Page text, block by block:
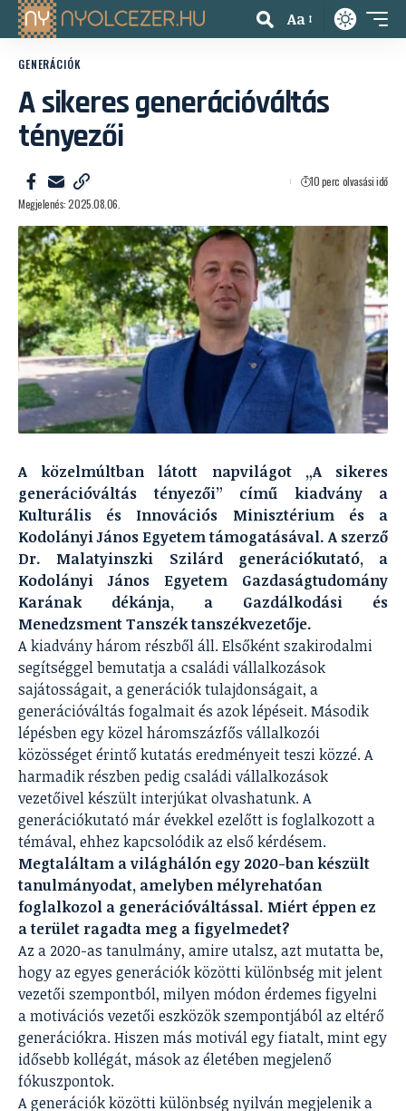
Aa
GENERÁCIÓK
A sikeres generációváltás
tényezői
Megjelenés: 2025.08.06.
10 perc olvasási idő
A közelmúltban látott napvilágot „A sikeres
generációváltás tényezői” című kiadvány a
Kulturális és Innovációs Minisztérium és a
Kodolányi János Egyetem támogatásával. A szerző
Dr. Malatyinszki Szilárd generációkutató, a
Kodolányi János Egyetem Gazdaságtudomány
Karának dékánja, a Gazdálkodási és
Menedzsment Tanszék tanszékvezetője.
A kiadvány három részből áll. Elsőként szakirodalmi
segítséggel bemutatja a családi vállalkozások
sajátosságait, a generációk tulajdonságait, a
generációváltás fogalmait és azok lépéseit. Második
lépésben egy közel háromszázfős vállalkozói
közösséget érintő kutatás eredményeit teszi közzé. A
harmadik részben pedig családi vállalkozások
vezetőivel készült interjúkat olvashatunk. A
generációkutató már évekkel ezelőtt is foglalkozott a
témával, ehhez kapcsolódik az első kérdésem.
Megtaláltam a világhálón egy 2020-ban készült
tanulmányodat, amelyben mélyrehatóan
foglalkozol a generációváltással. Miért éppen ez
a terület ragadta meg a figyelmedet?
Az a 2020-as tanulmány, amire utalsz, azt mutatta be,
hogy az egyes generációk közötti különbség mit jelent
vezetői szempontból, milyen módon érdemes figyelni
a motivációs vezetői eszközök szempontjából az eltérő
generációkra. Hiszen más motivál egy fiatalt, mint egy
idősebb kollégát, mások az életében megjelenő
fókuszpontok.
A generációk közötti különbség nyilván megjelenik a